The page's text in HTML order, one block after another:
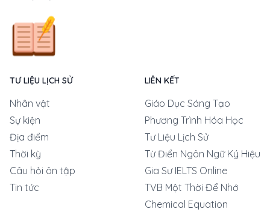
TƯ LIỆU LỊCH SỬ
Nhân vật
Sự kiện
Địa điểm
Thời kỳ
Câu hỏi ôn tập
Tin tức
LIÊN KẾT
Giáo Dục Sáng Tạo
Phương Trình Hóa Học
Tư Liệu Lịch Sử
Từ Điển Ngôn Ngữ Ký Hiệu
Gia Sư IELTS Online
TVB Một Thời Để Nhớ
Chemical Equation